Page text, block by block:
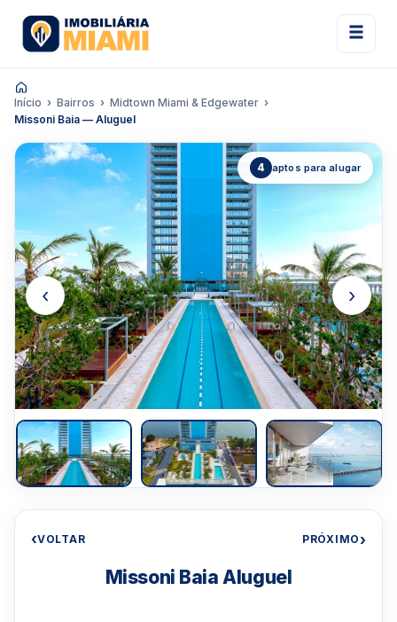
Início Bairros
Midtown Miami & Edgewater
Missoni Baia — Aluguel
4 aptos para alugar
‹ ›
‹VOLTAR PRÓXIMO›
Missoni Baia Aluguel